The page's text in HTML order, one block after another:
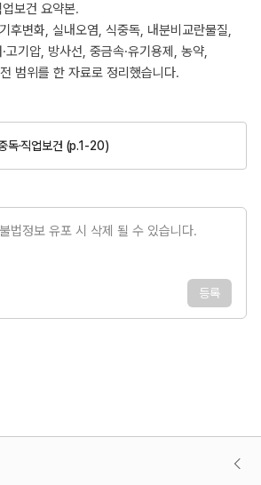
보건 요약본.
후변화, 실내오염, 식중독, 내분비교란물질,
고기압, 방사선, 중금속·유기용제, 농약,
범위를 한 자료로 정리했습니다.
중독·직업보건 (p.1-20)
법정보 유포 시 삭제 될 수 있습니다.
등록